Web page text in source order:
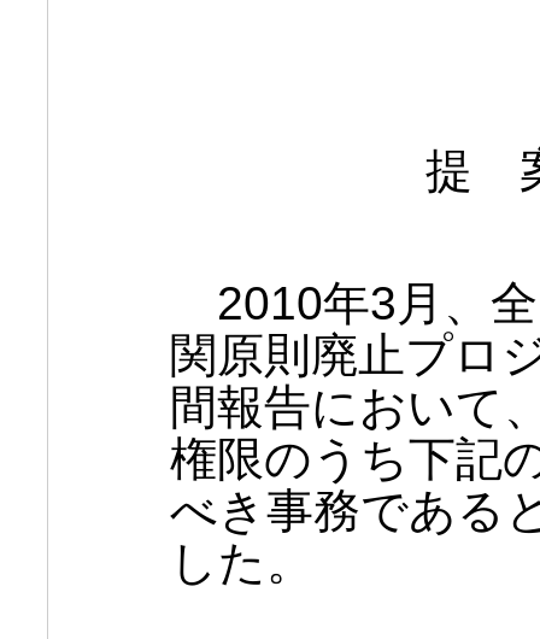
提
2010年3月、
関原則廃止プロ
間報告において
権限のうち下記
べき事務である
した。